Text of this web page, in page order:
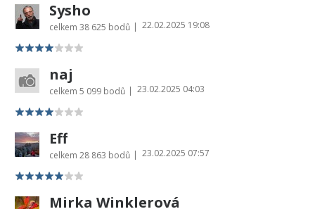
Sysho
celkem 38 625 bodů | 22.02.2025 19:08
naj
celkem 5 099 bodů | 23.02.2025 04:03
Eff
celkem 28 863 bodů | 23.02.2025 07:57
Mirka Winklerová